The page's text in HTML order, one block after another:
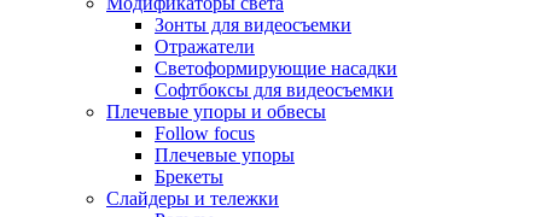
Зонты для видеосъемки
Отражатели
Светоформирующие насадки
Софтбоксы для видеосъемки
Плечевые упоры и обвесы
Follow focus
Плечевые упоры
Брекеты
Слайдеры и тележки